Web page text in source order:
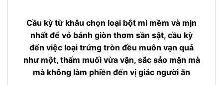
Cầu kỳ từ khâu chọn loại bột mì mềm và mịn
nhất để vỏ bánh giòn thơm sần sật, cầu kỳ
đến việc loại trứng tròn đều muôn vạn quả
như một, thấm muối vừa vặn, sắc sảo mặn mà
mà không làm phiền đến vị giác người ăn